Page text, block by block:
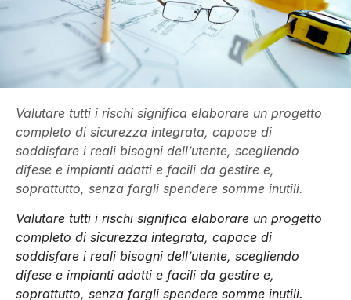
Valutare tutti i rischi significa elaborare un progetto
completo di sicurezza integrata, capace di
soddisfare i reali bisogni dell’utente, scegliendo
difese e impianti adatti e facili da gestire e,
soprattutto, senza fargli spendere somme inutili.
Valutare tutti i rischi significa elaborare un progetto
completo di sicurezza integrata, capace di
soddisfare i reali bisogni dell’utente, scegliendo
difese e impianti adatti e facili da gestire e,
soprattutto, senza fargli spendere somme inutili.